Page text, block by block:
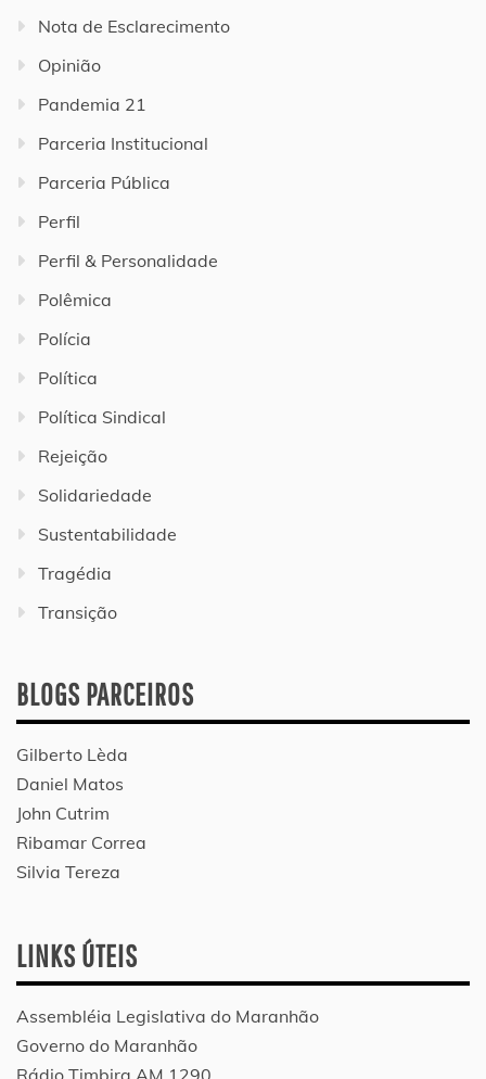
Nota de Esclarecimento
Opinião
Pandemia 21
Parceria Institucional
Parceria Pública
Perfil
Perfil & Personalidade
Polêmica
Polícia
Política
Política Sindical
Rejeição
Solidariedade
Sustentabilidade
Tragédia
Transição
BLOGS PARCEIROS
Gilberto Lèda
Daniel Matos
John Cutrim
Ribamar Correa
Silvia Tereza
LINKS ÚTEIS
Assembléia Legislativa do Maranhão
Governo do Maranhão